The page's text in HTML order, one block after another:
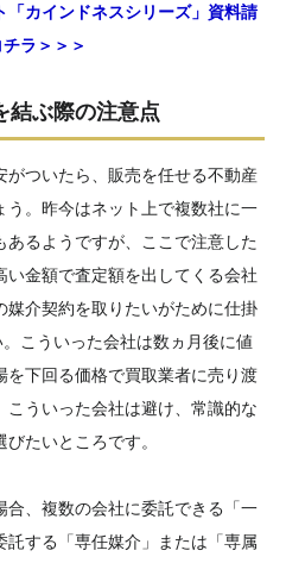
カインドネスシリーズ」資料請
ラ＞＞＞
結ぶ際の注意点
ついたら、販売を任せる不動産
。昨今はネット上で複数社に一
るようですが、ここで注意した
金額で査定額を出してくる会社
媒介契約を取りたいがために仕掛
こういった会社は数ヵ月後に値
を下回る価格で買取業者に売り渡
ういった会社は避け、常識的な
たいところです。
、複数の会社に委託できる「一
する「専任媒介」または「専属